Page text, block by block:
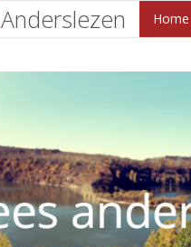
Anderslezen Home